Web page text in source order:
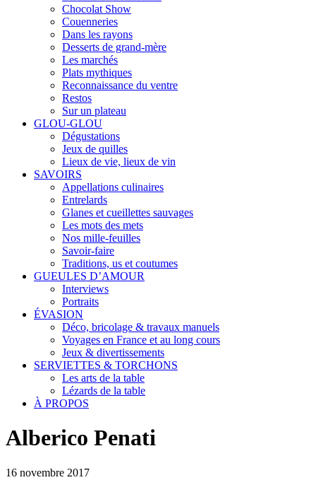
Chocolat Show
Couenneries
Dans les rayons
Desserts de grand-mère
Les marchés
Plats mythiques
Reconnaissance du ventre
Restos
Sur un plateau
GLOU-GLOU
Dégustations
Jeux de quilles
Lieux de vie, lieux de vin
SAVOIRS
Appellations culinaires
Entrelards
Glanes et cueillettes sauvages
Les mots des mets
Nos mille-feuilles
Savoir-faire
Traditions, us et coutumes
GUEULES D’AMOUR
Interviews
Portraits
ÉVASION
Déco, bricolage & travaux manuels
Voyages en France et au long cours
Jeux & divertissements
SERVIETTES & TORCHONS
Les arts de la table
Lézards de la table
À PROPOS
Alberico Penati
16 novembre 2017